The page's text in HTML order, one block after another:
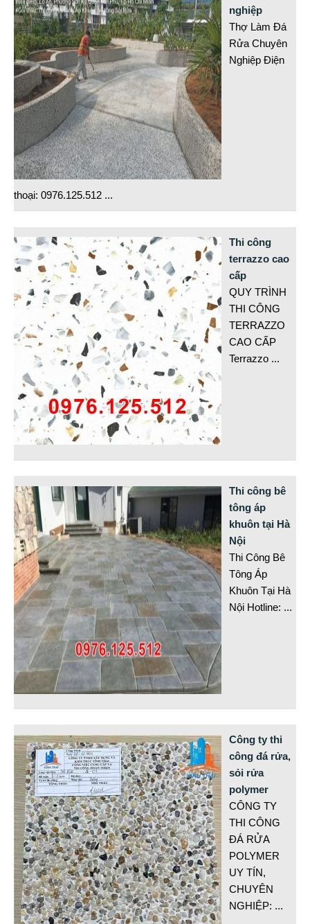
nghiệp
Thợ Làm Đá
Rửa Chuyên
Nghiệp Điện
thoại: 0976.125.512 ...
Thi công
terrazzo cao
cấp
QUY TRÌNH
THI CÔNG
TERRAZZO
CAO CẤP
Terrazzo ...
Thi công bê
tông áp
khuôn tại Hà
Nội
Thi Công Bê
Tông Áp
Khuôn Tại Hà
Nội Hotline: ...
Công ty thi
công đá rửa,
sỏi rửa
polymer
CÔNG TY
THI CÔNG
ĐÁ RỬA
POLYMER
UY TÍN,
CHUYÊN
NGHIỆP: ...